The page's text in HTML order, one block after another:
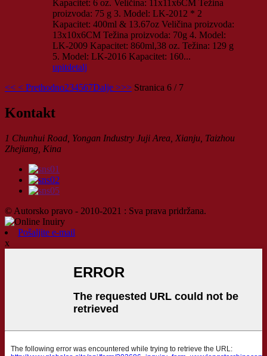
Kapacitet: 6 oz. Veličina: 11x11x6CM Težina
proizvoda: 75 g 3. Model: LK-2012 * 2
Kapacitet: 400ml & 13.67oz Veličina proizvoda:
13x10x6CM Težina proizvoda: 70g 4. Model:
LK-2009 Kapacitet: 860ml,38 oz. Težina: 129 g
5. Model: LK-2016 Kapacitet: 160...
upitdetalj
<< < Prethodno234567Dalje >>> Stranica 6 / 7
Kontakt
1 Chunhui Road, Yongan Industry Juji Area, Xianju, Taizhou
Zhejiang, Kina
© Autorsko pravo - 2010-2021 : Sva prava pridržana.
Pošaljite e-mail
x